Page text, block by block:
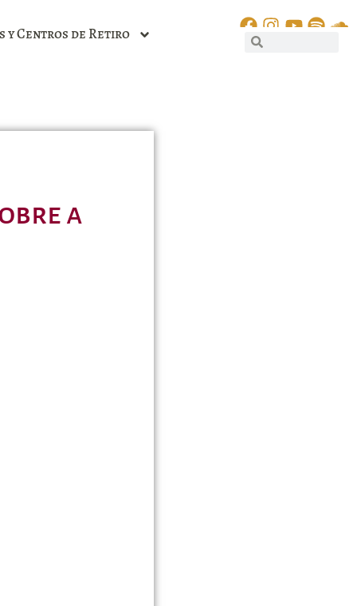
y Centros de Retiro
a